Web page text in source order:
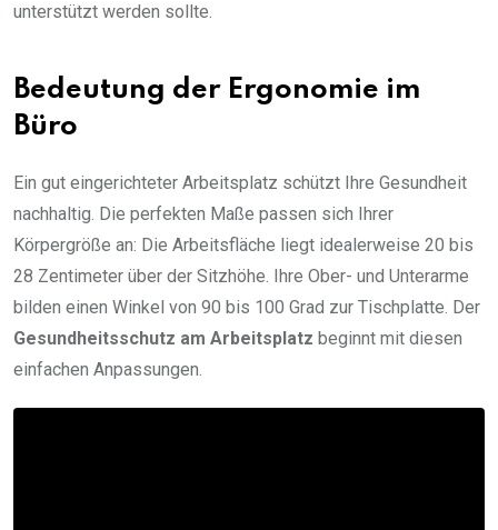
unterstützt werden sollte.
Bedeutung der Ergonomie im
Büro
Ein gut eingerichteter Arbeitsplatz schützt Ihre Gesundheit
nachhaltig. Die perfekten Maße passen sich Ihrer
Körpergröße an: Die Arbeitsfläche liegt idealerweise 20 bis
28 Zentimeter über der Sitzhöhe. Ihre Ober- und Unterarme
bilden einen Winkel von 90 bis 100 Grad zur Tischplatte. Der
Gesundheitsschutz am Arbeitsplatz beginnt mit diesen
einfachen Anpassungen.